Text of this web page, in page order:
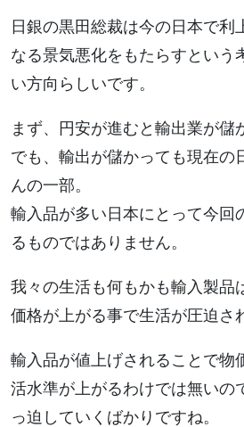
日銀の黒田総裁は今の日本で利
なる景気悪化をもたらすという
い方向らしいです。
まず、円安が進むと輸出業が儲
でも、輸出が儲かっても現在の
んの一部。
輸入品が多い日本にとって今回
るものではありません。
我々の生活も何もかも輸入製品
価格が上がる事で生活が圧迫さ
輸入品が値上げされることで物
活水準が上がるわけでは無いの
っ迫していくばかりですね。